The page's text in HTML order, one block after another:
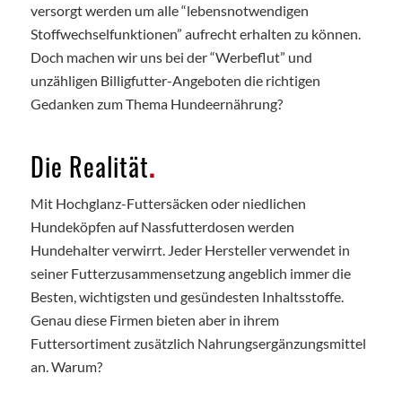
versorgt werden um alle “lebensnotwendigen
Stoffwechselfunktionen” aufrecht erhalten zu können.
Doch machen wir uns bei der “Werbeflut” und
unzähligen Billigfutter-Angeboten die richtigen
Gedanken zum Thema Hundeernährung?
Die Realität.
Mit Hochglanz-Futtersäcken oder niedlichen
Hundeköpfen auf Nassfutterdosen werden
Hundehalter verwirrt. Jeder Hersteller verwendet in
seiner Futterzusammensetzung angeblich immer die
Besten, wichtigsten und gesündesten Inhaltsstoffe.
Genau diese Firmen bieten aber in ihrem
Futtersortiment zusätzlich Nahrungsergänzungsmittel
an. Warum?